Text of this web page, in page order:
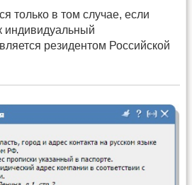
только в том случае, если
индивидуальный
резидентом Российской